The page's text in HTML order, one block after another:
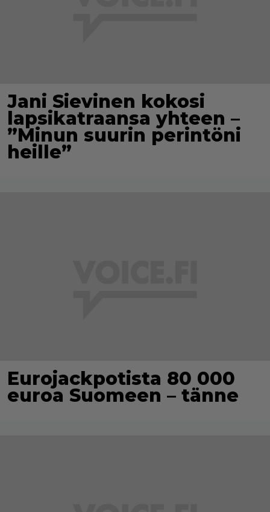
Jani Sievinen kokosi
lapsikatraansa yhteen –
”Minun suurin perintöni
heille”
Eurojackpotista 80 000
euroa Suomeen – tänne